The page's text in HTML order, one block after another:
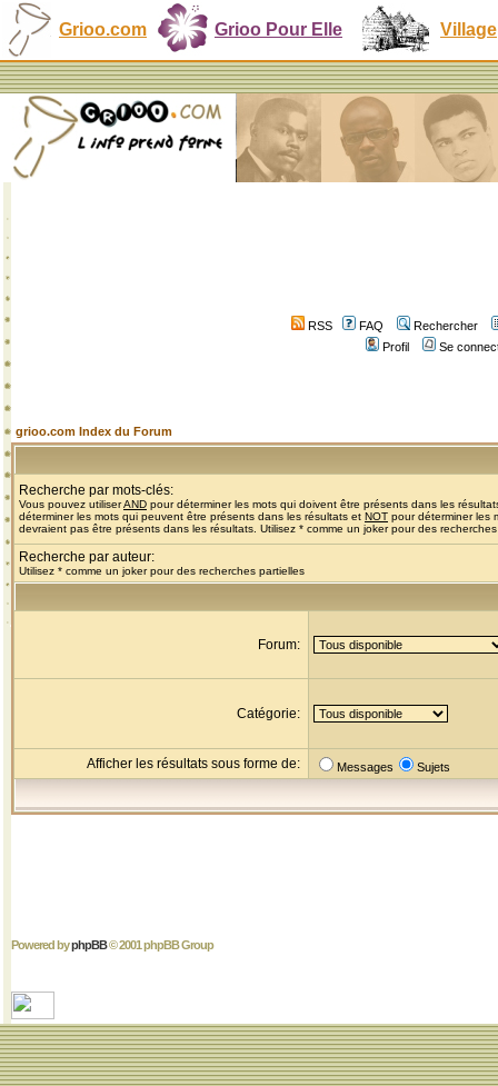
Grioo.com Grioo Pour Elle Village
RSS FAQ
Rechercher
Profil
Se
grioo.com Index du Forum
Recherche par mots-clés:
Vous pouvez utiliserAND pour déterminer les mots qui doivent être présents dans les
déterminer les mots qui peuvent être présents dans les résultats et NOT pour déterminer les
devraient pas être présents dans les résultats. Utilisez * comme un joker pour des
Recherche par auteur:
Utilisez * comme un joker pour des recherches partielles
Forum:
Catégorie:
Afficher les résultats sous forme de: Messages Sujets
Powered byphpBB© 2001 phpBB Group